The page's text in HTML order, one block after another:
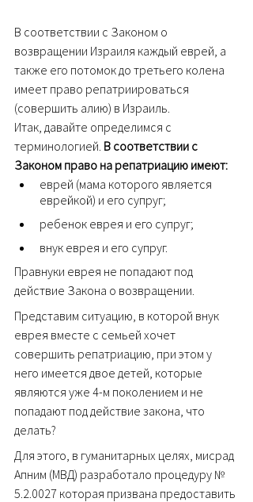
В соответствии с Законом о
возвращении Израиля каждый еврей, а
также его потомок до третьего колена
имеет право репатриироваться
(совершить алию) в Израиль.
Итак, давайте определимся с
терминологией. В соответствии с
Законом право на репатриацию имеют:
еврей (мама которого является
еврейкой) и его супруг;
ребенок еврея и его супруг;
внук еврея и его супруг.
Правнуки еврея не попадают под
действие Закона о возвращении.
Представим ситуацию, в которой внук
еврея вместе с семьей хочет
совершить репатриацию, при этом у
него имеется двое детей, которые
являются уже 4-м поколением и не
попадают под действие закона, что
делать?
Для этого, в гуманитарных целях, мисрад
Апним (МВД) разработало процедуру №
5.2.0027 которая призвана предоставить